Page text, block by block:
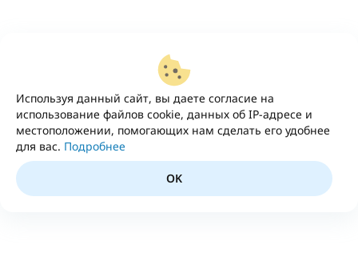
Используя данный сайт, вы даете согласие на
использование файлов cookie, данных об IP-адресе и
местоположении, помогающих нам сделать его удобнее
для вас. Подробнее
OK